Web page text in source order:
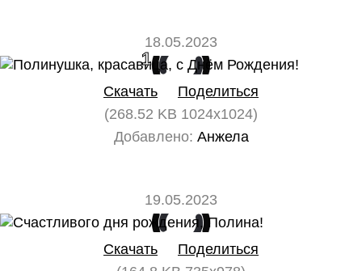
18.05.2023
1 0
Скачать
Поделиться
(268.52 KB 1024x1024)
Добавлено: Анжела
19.05.2023
0 0
Скачать
Поделиться